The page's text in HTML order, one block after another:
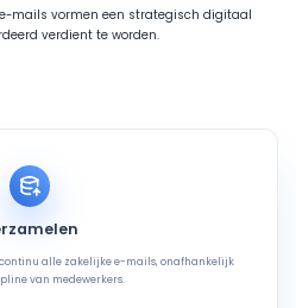
mails vormen een strategisch digitaal
verdient te worden.
alle zakelijke e-mails, onafhankelijk
van medewerkers.